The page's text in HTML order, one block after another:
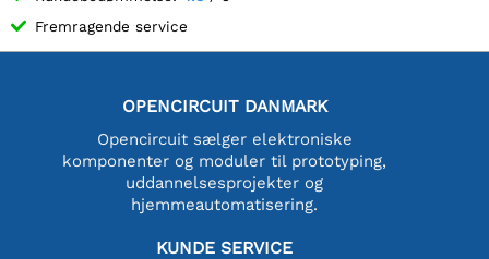
Fremragende service
OPENCIRCUIT DANMARK
Opencircuit sælger elektroniske
komponenter og moduler til prototyping,
uddannelsesprojekter og
hjemmeautomatisering.
KUNDE SERVICE